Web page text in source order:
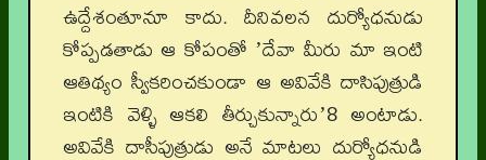
ఉద్దేశంతూనూ కాదు. దీనివలన దుర్యోధనుడు
కోప్పడతాడు ఆ కోపంతో ʼదేవా మీరు మా ఇంటి
ఆతిథ్యం స్వీకరించకుండా ఆ అవివేకి దాసిపుత్రుడి
ఇంటికి వెళ్ళి ఆకలి తీర్చుకున్నారుʼ8 అంటాడు.
అవివేకి దాసీపుత్రుడు అనే మాటలు దుర్యోధనుడి